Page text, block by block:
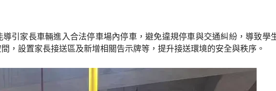
引家長車輛進入合法停車場內停車，避免違規停車與交通糾紛，導致學
，設置家長接送區及新增相關告示牌等，提升接送環境的安全與秩序。